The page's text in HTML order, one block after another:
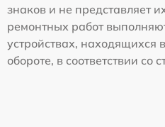
знаков и не представляет
ремонтных работ
устройствах, находящихся
обороте, в соответствии со